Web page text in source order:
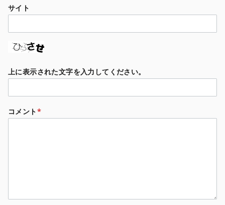
サイト
上に表示された文字を入力してください。
コメント*